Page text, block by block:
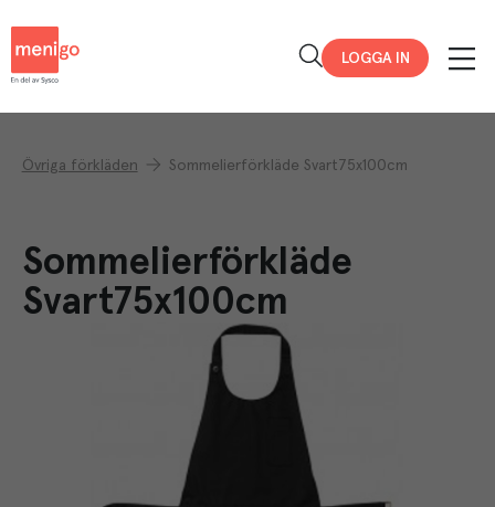
LOGGA IN
Övriga förkläden Sommelierförkläde Svart75x100cm
Sommelierförkläde
Svart75x100cm